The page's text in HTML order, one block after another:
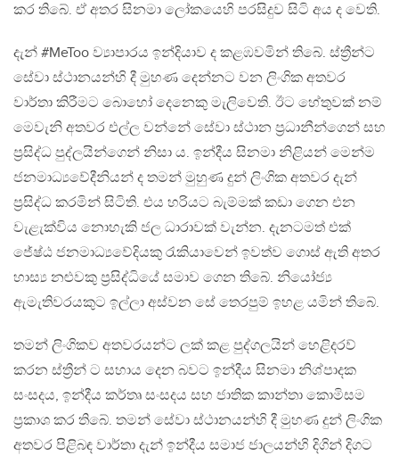
කර තිබේ. ඒ අතර සිනමා ලෝකයෙහි පරසිදුව සිටි අය ද වෙති.
දැන් #MeToo ව්‍යාපාරය ඉන්දියාව ද කළඹවමින් තිබේ. ස්ත්‍රීන්ට
සේවා ස්ථානයන්හි දී මුහණ දෙන්නට වන ලිංගික අතවර
වාර්තා කිරීමට බොහෝ දෙනෙකු මැලිවෙති. ඊට හේතුවක් නම්
මෙවැනි අතවර එල්ල වන්නේ සේවා ස්ථාන ප්‍රධානීන්ගෙන් සහ
ප්‍රසිද්ධ පුද්ලයින්ගෙන් නිසා ය. ඉන්දීය සිනමා නිළියන් මෙන්ම
ජනමාධ්‍යවේදීනියන් ද තමන් මුහුණ දුන් ලිංගික අතවර දැන්
ප්‍රසිද්ධ කරමින් සිටිති. එය හරියට බැම්මක් කඩා ගෙන එන
වැළැක්විය නොහැකි ජල ධාරාවක් වැන්න. දැනටමත් එක්
ජේෂ්ඨ ජනමාධ්‍යවේදියකු රැකියාවෙන් ඉවත්ව ගොස් ඇති අතර
හාස්‍ය නළුවකු ප්‍රසිද්ධියේ සමාව ගෙන තිබේ. නියෝජ්‍ය
ඇමැතිවරයකුට ඉල්ලා අස්වන සේ තෙරපුම් ඉහළ යමින් තිබේ.
තමන් ලිංගිකව අතවරයන්ට ලක් කළ පුද්ගලයින් හෙළිදරව්
කරන ස්ත්‍රීන් ට සහාය දෙන බවට ඉන්දීය සිනමා නිශ්පාදක
සංසදය, ඉන්දීය කර්තෘ සංසදය සහ ජාතික කාන්තා කොමිසම
ප්‍රකාශ කර තිබේ. තමන් සේවා ස්ථානයන්හි දී මුහණ දුන් ලිංගික
අතවර පිළිබඳ වාර්තා දැන් ඉන්දීය සමාජ ජාලයන්හි දිගින් දිගට